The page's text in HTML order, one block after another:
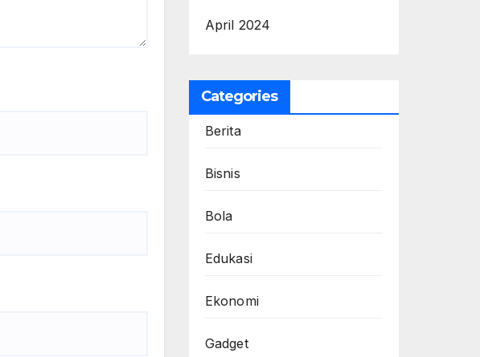
April 2024
Categories
Berita
Bisnis
Bola
Edukasi
Ekonomi
Gadget